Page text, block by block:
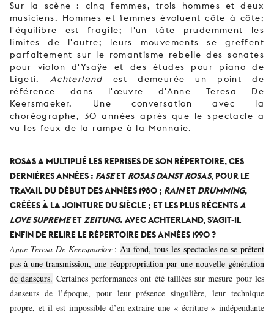
Sur la scène : cinq femmes, trois hommes et deux
musiciens. Hommes et femmes évoluent côte à côte;
l'équilibre est fragile; l'un tâte prudemment les
limites de l'autre; leurs mouvements se greffent
parfaitement sur le romantisme rebelle des sonates
pour violon d'Ysaÿe et des études pour piano de
Ligeti. Achterland est demeurée un point de
référence dans l'œuvre d'Anne Teresa De
Keersmaeker. Une conversation avec la
choréographe, 30 années après que le spectacle a
vu les feux de la rampe à la Monnaie.
ROSAS A MULTIPLIÉ LES REPRISES DE SON RÉPERTOIRE, CES
DERNIÈRES ANNÉES : FASEET ROSAS DANST ROSAS, POUR LE
TRAVAIL DU DÉBUT DES ANNÉES 1980 ; RAINET DRUMMING,
CRÉÉES À LA JOINTURE DU SIÈCLE ; ET LES PLUS RÉCENTSA
LOVE SUPREMEETZEITUNG. AVEC ACHTERLAND, S’AGIT-IL
ENFIN DE RELIRE LE RÉPERTOIRE DES ANNÉES 1990 ?
Anne Teresa De Keersmaeker:Au fond, tous les spectacles ne se prêtent
pas à une transmission, une réappropriation par une nouvelle génération
de danseurs. Certaines performances ont été taillées sur mesure pour les
danseurs de l’époque, pour leur présence singulière, leur technique
propre, et il est impossible d’en extraire une « écriture » indépendante